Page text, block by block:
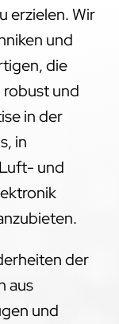
erzielen. Wir
und
die
robust und
in der
in
und
der
aus
und